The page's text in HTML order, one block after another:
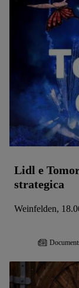
Lidl e
strategica
Weinfelden,